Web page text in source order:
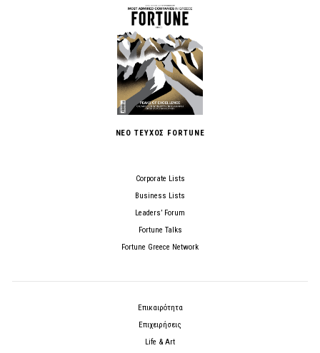
ΝΕΟ ΤΕΥΧΟΣ FORTUNE
Corporate Lists
Business Lists
Leaders’ Forum
Fortune Talks
Fortune Greece Network
Επικαιρότητα
Επιχειρήσεις
Life & Art